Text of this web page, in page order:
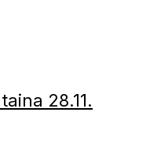
28.11.